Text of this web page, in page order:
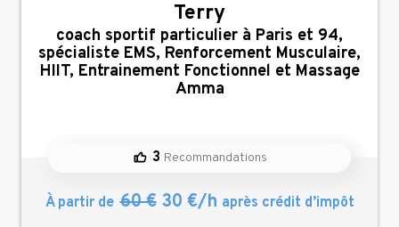
Terry
,
coach sportif particulier à Paris et 94,
spécialiste EMS, Renforcement Musculaire,
HIIT, Entrainement Fonctionnel et Massage
Amma
3 Recommandations
À partir de 60 €30 €/h après crédit d’impôt